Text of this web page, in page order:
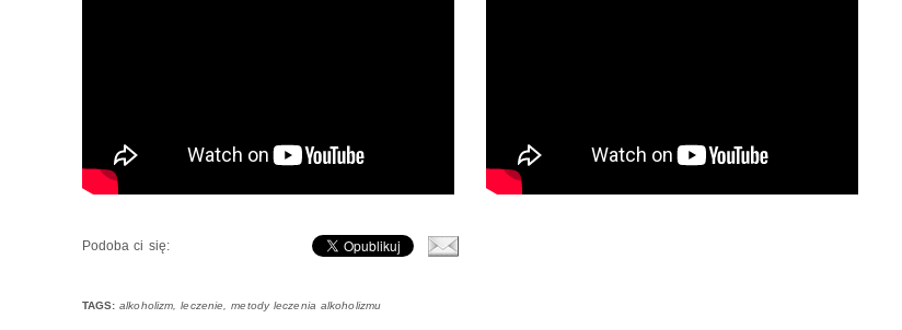
Podoba ci się:
TAGS: alkoholizm ,leczenie ,metody leczenia alkoholizmu